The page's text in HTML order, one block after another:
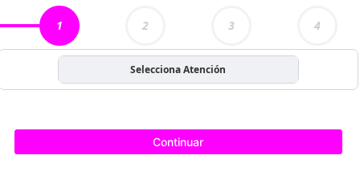
1 2 3 4
Selecciona Atención
Continuar